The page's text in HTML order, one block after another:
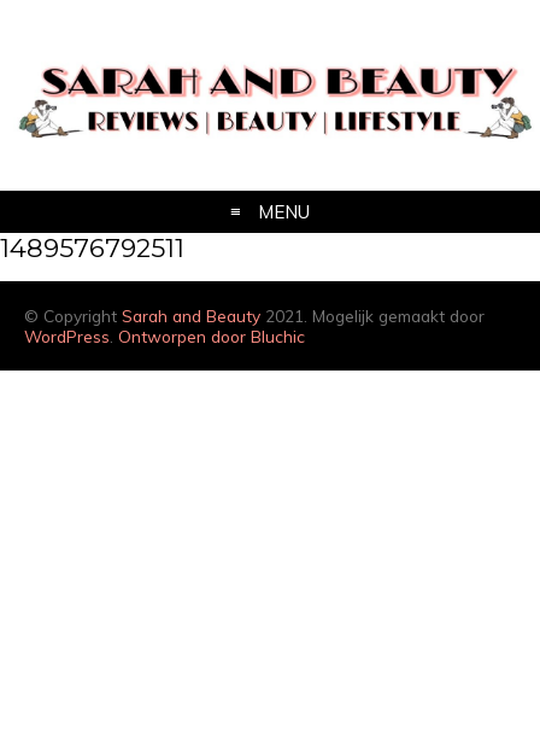
MENU
1489576792511
© Copyright Sarah and Beauty 2021. Mogelijk gemaakt door
WordPress Ontworpen door Bluchic